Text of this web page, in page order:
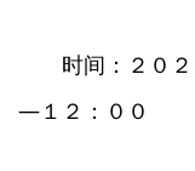
时间：２０
—１２：００